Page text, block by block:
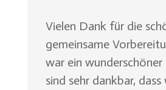
Vielen Dank für die
gemeinsame
war ein
sind sehr dankbar,